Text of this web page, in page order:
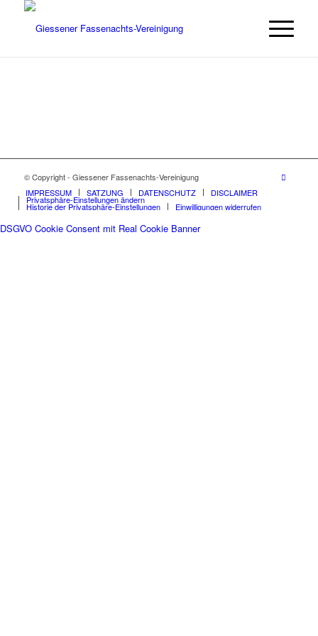
© Copyright - Giessener Fassenachts-Vereinigung
IMPRESSUM
SATZUNG DATENSCHUTZ DISCLAIMER
Privatsphäre-Einstellungen ändern
Historie der Privatsphäre-Einstellungen Einwilligungen widerrufen
DSGVO Cookie Consent mit Real Cookie Banner